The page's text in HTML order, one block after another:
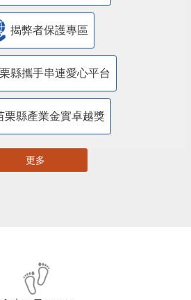
揭弊者保護專區
縣攜手串連愛心平台
栗縣產業金實卓越獎
更多